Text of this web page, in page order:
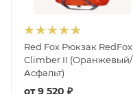
Red Fox Рюкзак RedFox
Climber II (Оранжевый/
Асфальт)
от9 520 ₽